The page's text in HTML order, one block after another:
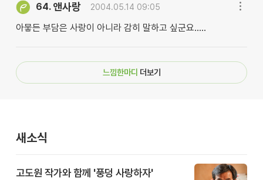
64. 앤사랑 2004.05.14 09:05
아뭏든 부담은 사랑이 아니라 감히 말하고 싶군요.....
느낌한마디 더보기
새소식
고도원 작가와 함께 '풍덩 사랑하자'